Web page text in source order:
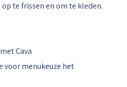
te frissen en om te kleden.
Cava
voor menukeuze het